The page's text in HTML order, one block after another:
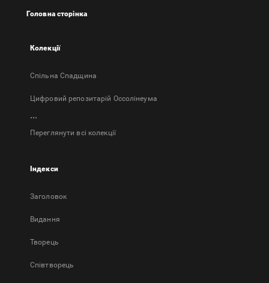
вкладці
Головна сторінка
Колекції
Спільна Спадщина
Цифровий репозитарій Оссолінеума
...
Переглянути всі колекції
Індекси
Заголовок
Bидання
Творець
Співтворець